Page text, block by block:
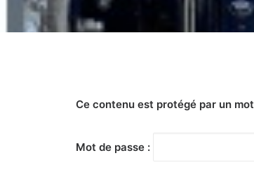
Ce contenu est protégé par un
Mot de passe :